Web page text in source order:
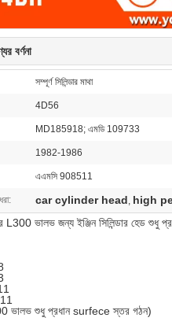
বর্ণনা
সম্পূর্ণ সিলিন্ডার মাথা
4D56
MD185918; এমডি 109733
1982-1986
এএমসি 908511
car cylinder head, high
L300 ভালভ জন্য ইঞ্জিন সিলিন্ডার হেড
ভালভ শুধু প্রধান surfece স্তর গঠন)